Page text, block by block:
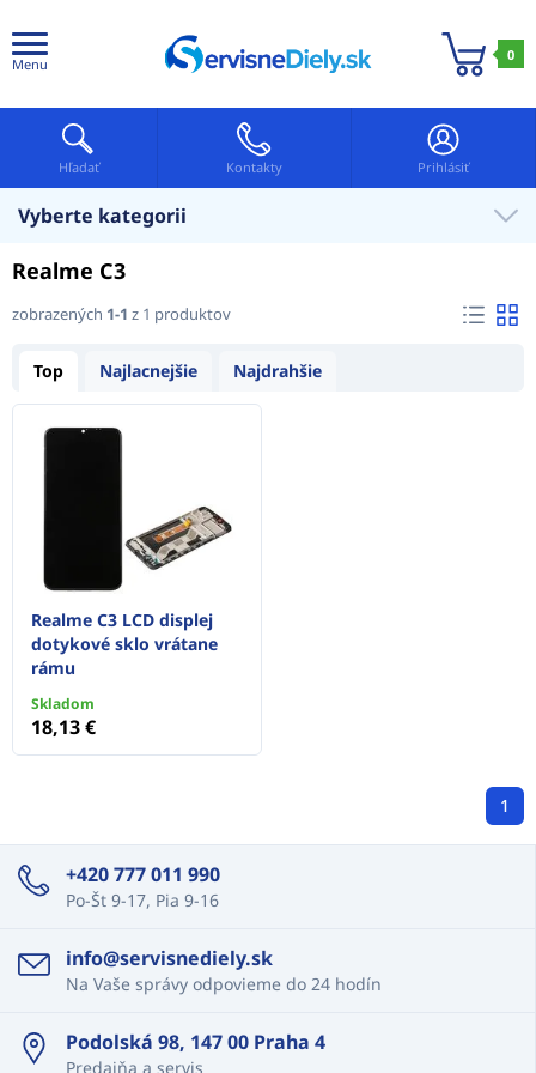
Menu
0
Hľadať Kontakty Prihlásiť
Vyberte kategorii
Realme C3
zobrazených 1-1 z 1 produktov
Top Najlacnejšie Najdrahšie
Realme C3 LCD displej
dotykové sklo vrátane
rámu
Skladom
18,13 €
1
+420 777 011 990
Po-Št 9-17, Pia 9-16
info@servisnediely.sk
Na Vaše správy odpovieme do 24 hodín
Podolská 98, 147 00 Praha 4
Predajňa a servis